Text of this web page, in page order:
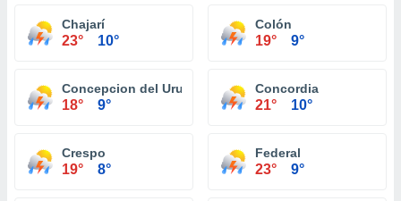
Chajarí
23° 10°
Colón
19° 9°
Concepcion del Uruguay
18° 9°
Concordia
21° 10°
Crespo
19° 8°
Federal
23° 9°